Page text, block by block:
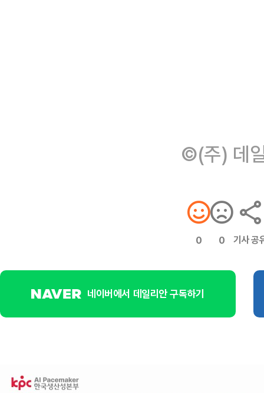
©(주) 데
0 0 기사 공
네이버에서 데일리안 구독하기